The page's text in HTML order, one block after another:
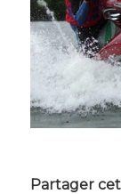
Partager